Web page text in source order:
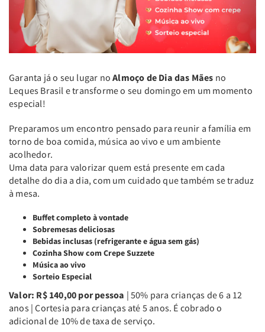
Garanta já o seu lugar noAlmoço de Dia das Mães no
Leques Brasil e transforme o seu domingo em um momento
especial!
Preparamos um encontro pensado para reunir a família em
torno de boa comida, música ao vivo e um ambiente
acolhedor.
Uma data para valorizar quem está presente em cada
detalhe do dia a dia, com um cuidado que também se traduz
à mesa.
Buffet completo à vontade
Sobremesas deliciosas
Bebidas inclusas (refrigerante e água sem gás)
Cozinha Show com Crepe Suzzete
Música ao vivo
Sorteio Especial
Valor: R$ 140,00 por pessoa | 50% para crianças de 6 a 12
anos | Cortesia para crianças até 5 anos. É cobrado o
adicional de 10% de taxa de serviço.